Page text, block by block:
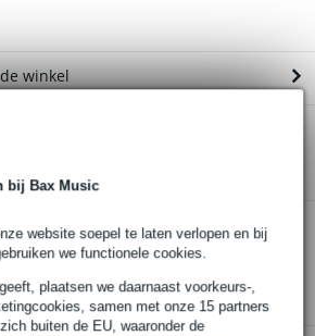
bij Bax Music
website soepel te laten verlopen en bij
we functionele cookies.
plaatsen we daarnaast voorkeurs-,
samen met onze 15 partners
buiten de EU, waaronder de
winkel
jaar extra Bax Music garantie en meer
5RC 2,4 GHz draadloos gitaar
casebij je past? Doe de check.
Start de check